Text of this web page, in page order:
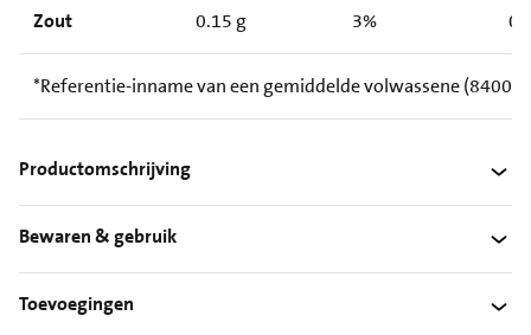
Zout 0.15 g 3%
*Referentie-inname van een gemiddelde volwassene (8400
Productomschrijving
Bewaren & gebruik
Toevoegingen